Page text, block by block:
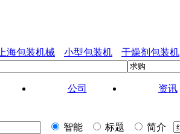
上海包装机械 小型包装机 干燥剂包装机
公司 资讯
智能
标题
简介